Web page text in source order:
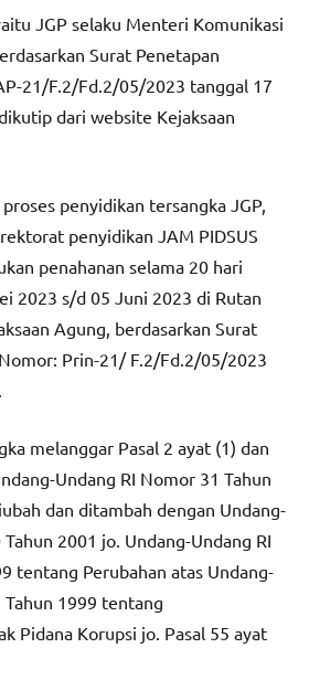
JGP selaku Menteri Komunikasi
Surat Penetapan
21/F.2/Fd.2/05/2023 tanggal 17
dari website Kejaksaan
penyidikan tersangka JGP,
penyidikan JAM PIDSUS
penahanan selama 20 hari
2023 s/d 05 Juni 2023 di Rutan
Agung, berdasarkan Surat
Prin-21/ F.2/Fd.2/05/2023
melanggar Pasal 2 ayat (1) dan
Undang RI Nomor 31 Tahun
dan ditambah dengan Undang-
2001 jo. Undang-Undang RI
tentang Perubahan atas Undang-
1999 tentang
Pidana Korupsi jo. Pasal 55 ayat